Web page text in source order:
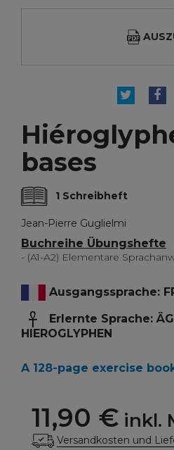
TWEET
bases
1 Schreibheft
Jean-Pierre Guglielmi
Buchreihe Übungshefte
- (A1-A2) Elementare
Ausgangssprache:
Erlernte Sprache:
HIEROGLYPHEN
A 128-page exercise
11,90 € inkl.
Versandkosten und